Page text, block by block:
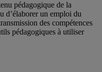
pédagogique de la
d’élaborer un emploi du
des compétences
pédagogiques à utiliser